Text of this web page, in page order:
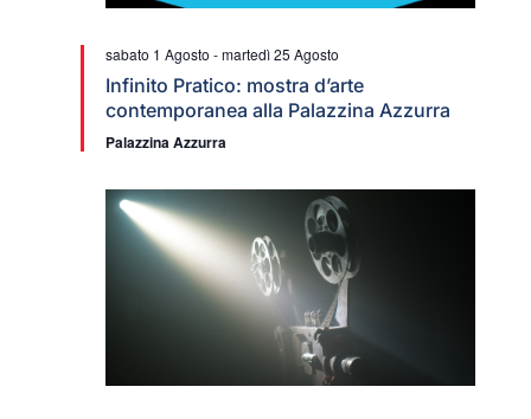
sabato 1 Agosto -martedì 25 Agosto
Infinito Pratico: mostra d’arte
contemporanea alla Palazzina Azzurra
Palazzina Azzurra